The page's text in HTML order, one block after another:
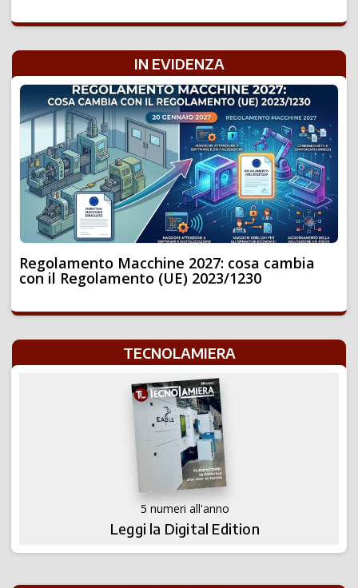
IN EVIDENZA
Regolamento Macchine 2027: cosa cambia
con il Regolamento (UE) 2023/1230
TECNOLAMIERA
5 numeri all'anno
Leggi la Digital Edition